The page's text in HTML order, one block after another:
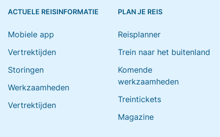
ACTUELE REISINFORMATIE
Mobiele app
Vertrektijden
Storingen
Werkzaamheden
Vertrektijden
PLAN JE REIS
Reisplanner
Trein naar het buitenland
Komende
werkzaamheden
Treintickets
Magazine